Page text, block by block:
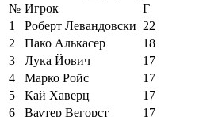
№ Игрок
Г
1
Роберт Левандовски 22
2
Пако Алькасер
18
3
Лука Йович
17
4
Марко Ройс
17
5
Кай Хаверц
17
6
Ваутер Вегорст
17